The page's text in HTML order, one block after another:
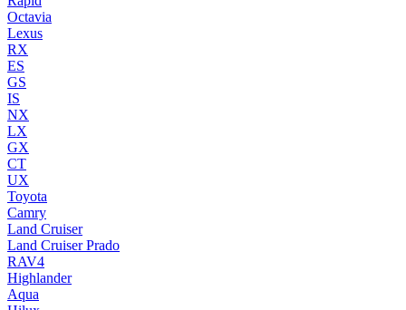
Octavia
Lexus
RX
ES
GS
IS
NX
LX
GX
CT
UX
Toyota
Camry
Land Cruiser
Land Cruiser Prado
RAV4
Highlander
Aqua